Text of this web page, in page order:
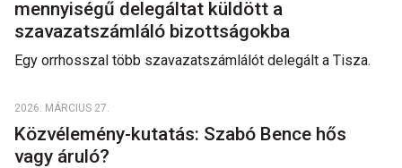
mennyiségű delegáltat küldött a
szavazatszámláló bizottságokba
Egy orrhosszal több szavazatszámlálót delegált a Tisza.
2026. MÁRCIUS 27.
Közvélemény-kutatás: Szabó Bence hős
vagy áruló?